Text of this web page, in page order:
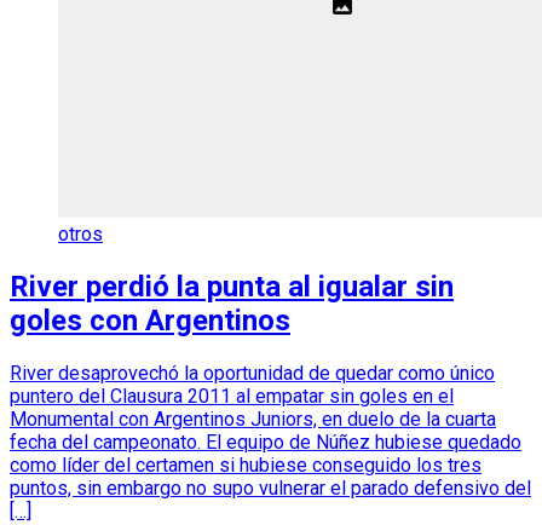
otros
River perdió la punta al igualar sin
goles con Argentinos
River desaprovechó la oportunidad de quedar como único
puntero del Clausura 2011 al empatar sin goles en el
Monumental con Argentinos Juniors, en duelo de la cuarta
fecha del campeonato. El equipo de Núñez hubiese quedado
como líder del certamen si hubiese conseguido los tres
puntos, sin embargo no supo vulnerar el parado defensivo del
[…]